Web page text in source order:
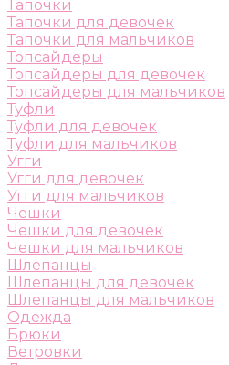
Тапочки
Тапочки для девочек
Тапочки для мальчиков
Топсайдеры
Топсайдеры для девочек
Топсайдеры для мальчиков
Туфли
Туфли для девочек
Туфли для мальчиков
Угги
Угги для девочек
Угги для мальчиков
Чешки
Чешки для девочек
Чешки для мальчиков
Шлепанцы
Шлепанцы для девочек
Шлепанцы для мальчиков
Одежда
Брюки
Ветровки